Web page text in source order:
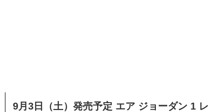
9月3日（土）発売予定 エア ジョーダン 1 レ